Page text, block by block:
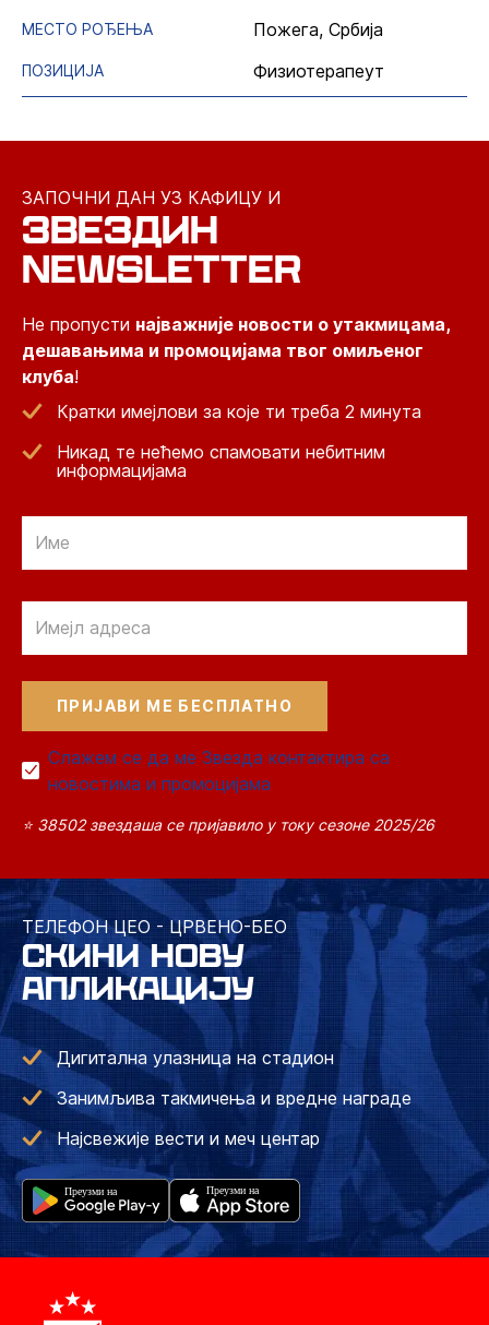
МЕСТО РОЂЕЊА Пожега, Србија
ПОЗИЦИЈА Физиотерапеут
ЗАПОЧНИ ДАН УЗ КАФИЦУ И
ЗВЕЗДИН
NEWSLETTER
Не пропусти најважније новости о утакмицама,
дешавањима и промоцијама твог омиљеног
клуба!
Кратки имејлови за које ти треба 2 минута
Никад те нећемо спамовати небитним
информацијама
Слажем се да ме Звезда контактира са
новостима и промоцијама
⭐ 38502 звездаша се пријавило у току сезоне 2025/26
ТЕЛЕФОН ЦЕО - ЦРВЕНО-БЕО
СКИНИ НОВУ
АПЛИКАЦИЈУ
Дигитална улазница на стадион
Занимљива такмичења и вредне награде
Најсвежије вести и меч центар